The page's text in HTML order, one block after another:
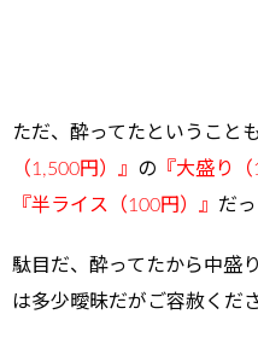
ただ、酔ってたということも
（1,500円）』 の 『大盛り
『半ライス（100円）』 だっ
駄目だ、酔ってたから中盛
は多少曖昧だがご容赦くだ